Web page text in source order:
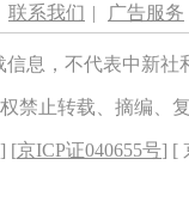
联系我们 | 广告服务
信息，不代表中新
禁止转载、摘编、
] [京ICP证040655号] [